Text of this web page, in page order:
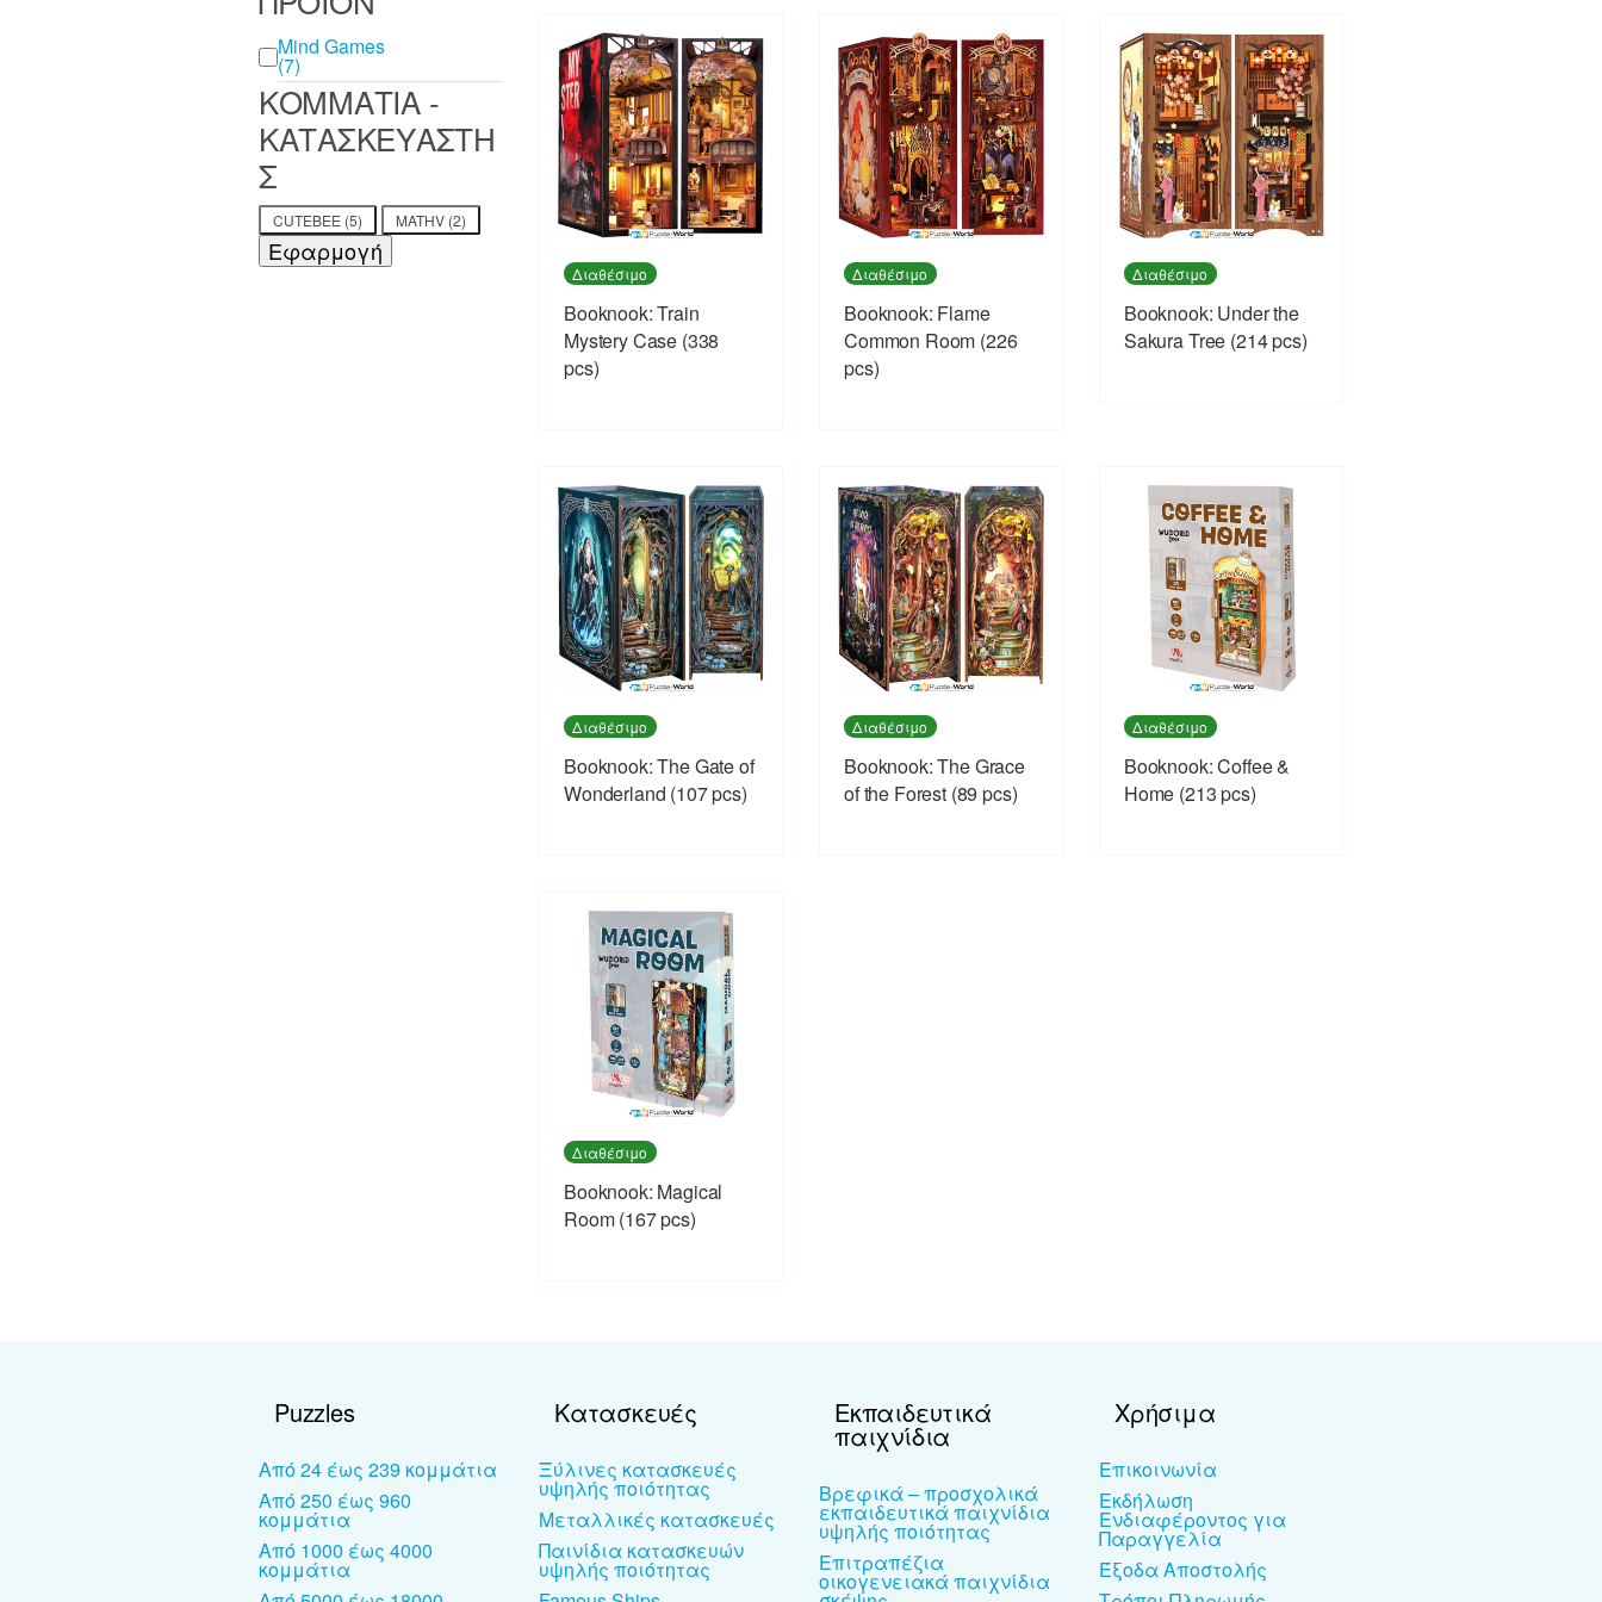
Διαθέσιμο
Booknook: Train
Mystery Case (338
pcs)
Διαθέσιμο
Booknook: Flame
Common Room (226
pcs)
Διαθέσιμο
Booknook: Under the
Sakura Tree (214 pcs)
Διαθέσιμο
Booknook: The Gate of
Wonderland (107 pcs)
Διαθέσιμο
Booknook: The Grace
of the Forest (89 pcs)
Διαθέσιμο
Booknook: Coffee &
Home (213 pcs)
Διαθέσιμο
Booknook: Magical
Room (167 pcs)
ΠΡΟΪΟΝ
Mind Games
(7)
ΚΟΜΜΑΤΙΑ -
ΚΑΤΑΣΚΕΥΑΣΤΗ
Σ
ΚΟΜΜΑΤΙΑ -
ΚΑΤΑΣΚΕΥΑΣΤΗΣ
CUTEBEE MATHV
Εφαρμογή
Puzzles
Από 24 έως 239 κομμάτια
Από 250 έως 960
κομμάτια
Από 1000 έως 4000
κομμάτια
Κατασκευές
Ξύλινες κατασκευές
υψηλής ποιότητας
Μεταλλικές κατασκευές
Παινίδια κατασκευών
υψηλής ποιότητας
Εκπαιδευτικά
παιχνίδια
Βρεφικά – προσχολικά
εκπαιδευτικά παιχνίδια
υψηλής ποιότητας
Επιτραπέζια
οικογενειακά παιχνίδια
Χρήσιμα
Επικοινωνία
Εκδήλωση
Ενδιαφέροντος για
Παραγγελία
Έξοδα Αποστολής